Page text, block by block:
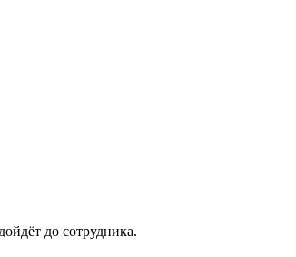
до сотрудника.